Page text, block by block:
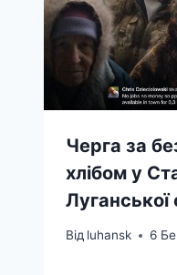
Черга за
хлібом у
Луганської
Від luhansk 6